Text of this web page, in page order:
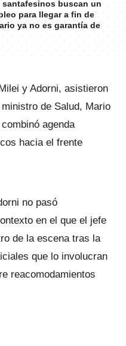
santafesinos buscan un
para llegar a fin de
ya no es garantía de
y Adorni, asistieron
de Salud, Mario
agenda
hacia el frente
no pasó
en el que el jefe
de la escena tras la
que lo involucran
reacomodamientos